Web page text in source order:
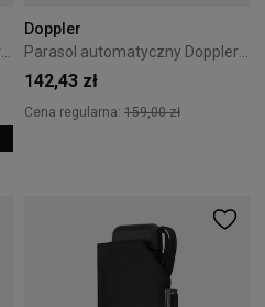
Doppler
142,43 zł
Cena regularna: 159,00 zł